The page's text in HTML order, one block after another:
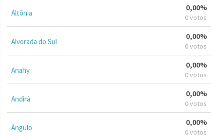
Altônia
0,00%
0 votos
Alvorada do Sul
0,00%
0 votos
Anahy
0,00%
0 votos
Andirá
0,00%
0 votos
Ângulo
0,00%
0 votos